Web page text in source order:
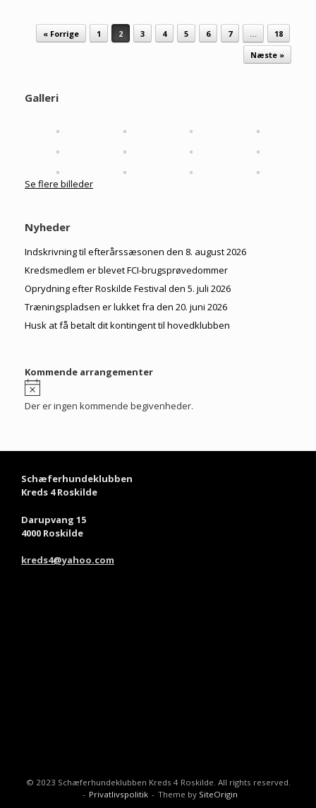
Artikel navigation
« Forrige 1 2 3 4 5 6 7 …
18
Næste »
Galleri
Se flere billeder
Nyheder
Indskrivning til efterårssæsonen den 8. august 2026
Kredsmedlem er blevet FCI-brugsprøvedommer
Oprydning efter Roskilde Festival den 5. juli 2026
Træningspladsen er lukket fra den 20. juni 2026
Husk at få betalt dit kontingent til hovedklubben
Kommende arrangementer
Notice
Der er ingen kommende begivenheder.
Schæferhundeklubben
Kreds 4 Roskilde
Darupvang 15
4000 Roskilde
kreds4@yahoo.com
© 2023 Schæferhundeklubben Kreds 4 Roskilde. All rights reserved.
Privatlivspolitik
Theme by SiteOrigin